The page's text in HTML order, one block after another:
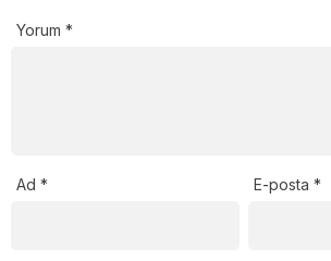
Yorum *
Ad * E-posta*